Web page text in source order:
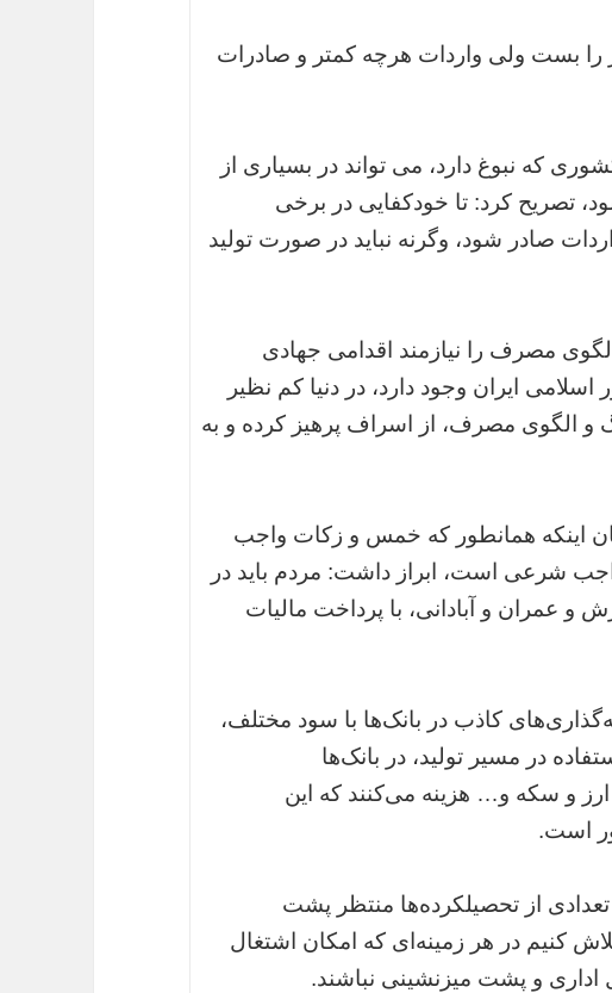
را بست ولی واردات هرچه کمتر و صادرات
که نبوغ دارد، می تواند در بسیاری از
تصریح کرد: تا خودکفایی در برخی
صادر شود، وگرنه نباید در صورت تولید
مصرف را نیازمند اقدامی جهادی
ایران وجود دارد، در دنیا کم نظیر
و الگوی مصرف، از اسراف پرهیز کرده و به
اینکه همانطور که خمس و زکات واجب
شرعی است، ابراز داشت: مردم باید در
عمران و آبادانی، با پرداخت مالیات
کاذب در بانک‌ها با سود مختلف،
در مسیر تولید، در بانک‌ها
و سکه و… هزینه می‌کنند که این
است.
تعدادی از تحصیلکرده‌ها منتظر پشت
کنیم در هر زمینه‌ای که امکان اشتغال
اداری و پشت میز‌نشینی نباشند.